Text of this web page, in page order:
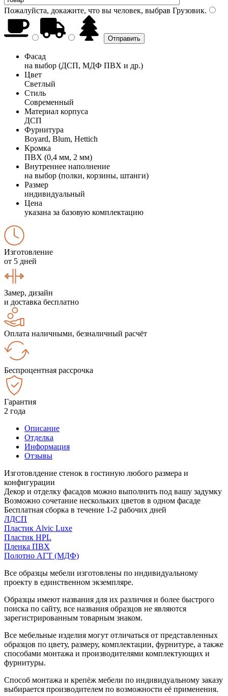
Пожалуйста, докажите, что вы человек, выбрав Грузовик.
Фасад
на выбор (ДСП, МДФ ПВХ и др.)
Цвет
Светлый
Стиль
Современный
Материал корпуса
ДСП
Фурнитура
Boyard, Blum, Hettich
Кромка
ПВХ (0,4 мм, 2 мм)
Внутреннее наполнение
на выбор (полки, корзины, штанги)
Размер
индивидуальный
Цена
указана за базовую комплектацию
Изготовление
от 5 дней
Замер, дизайн
и доставка бесплатно
Оплата наличными, безналичный расчёт
Беспроцентная рассрочка
Гарантия
2 года
Описание
Отделка
Информация
Отзывы
Изготовлдение стенок в гостиную любого размера и
конфигурации
Декор и отделку фасадов можно выполнить под вашу задумку
Возможно сочетание нескольких цветов в одном фасаде
Бесплатная сборка в течение 1-2 рабочих дней
ЛДСП
Пластик Alvic Luxe
Пластик HPL
Пленка ПВХ
Полотно АГТ (МДФ)
Все образцы мебели изготовлены по индивидуальному
проекту в единственном экземпляре.
Образцы имеют названия для их различия и более быстрого
поиска по сайту, все названия образцов не являются
зарегистрированным товарным знаком.
Все мебельные изделия могут отличаться от представленных
образцов по цвету, размеру, комплектации, фурнитуре, а также
способами монтажа и производителями комплектующих и
фурнитуры.
Способ монтажа и крепёж мебели по индивидуальному заказу
выбирается производителем по возможности её применения.